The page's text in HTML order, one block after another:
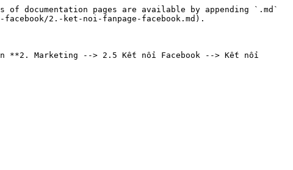
documentation pages are available by appending `.md`
2.-ket-noi-fanpage-facebook.md).
**2. Marketing --> 2.5 Kết nối Facebook --> Kết nối